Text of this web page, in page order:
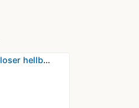
VERKAUFE Mouthcloser hellbraun/braun